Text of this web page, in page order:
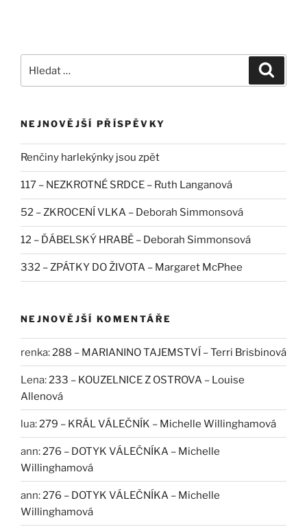
NEJNOVĚJŠÍ PŘÍSPĚVKY
Renčiny harlekýnky jsou zpět
117 – NEZKROTNÉ SRDCE – Ruth Langanová
52 – ZKROCENÍ VLKA – Deborah Simmonsová
12 – ĎÁBELSKÝ HRABĚ – Deborah Simmonsová
332 – ZPÁTKY DO ŽIVOTA – Margaret McPhee
NEJNOVĚJŠÍ KOMENTÁŘE
renka:288 – MARIANINO TAJEMSTVÍ – Terri Brisbinová
Lena:233 – KOUZELNICE Z OSTROVA – Louise
Allenová
lua:279 – KRÁL VÁLEČNÍK – Michelle Willinghamová
ann:276 – DOTYK VÁLEČNÍKA – Michelle
Willinghamová
ann:276 – DOTYK VÁLEČNÍKA – Michelle
Willinghamová